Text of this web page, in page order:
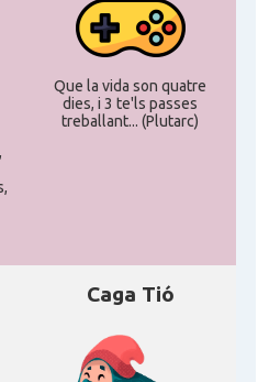
general a Boston
general a Chicago
general a Houston
general a Miami
general a New York City
Que la vida son quatre
dies, i 3 te'ls passes
treballant... (Plutarc)
Caga Tió